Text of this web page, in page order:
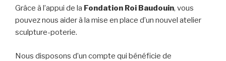
Grâce à l’appui de la Fondation Roi Baudouin, vous
pouvez nous aider à la mise en place d’un nouvel atelier
sculpture-poterie.
Nous disposons d’un compte qui bénéficie de